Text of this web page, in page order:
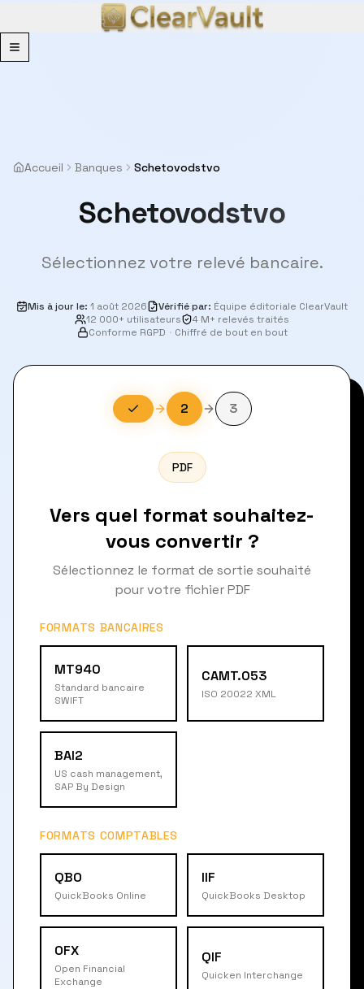
Menu
Accueil Banques Schetovodstvo
Schetovodstvo
Sélectionnez votre relevé bancaire.
Mis à jour le: 1 août 2026 Vérifié par: Équipe éditoriale ClearVault
12 000+ utilisateurs
4 M+ relevés traités
Conforme RGPD · Chiffré de bout en bout
2 3
PDF
Vers quel format souhaitez-
vous convertir ?
Sélectionnez le format de sortie souhaité
pour votre fichier PDF
FORMATS BANCAIRES
MT940
Standard bancaire
SWIFT
CAMT.053
ISO 20022 XML
BAI2
US cash management,
SAP By Design
FORMATS COMPTABLES
QBO
QuickBooks Online
IIF
QuickBooks Desktop
OFX
Open Financial
Exchange
QIF
Quicken Interchange